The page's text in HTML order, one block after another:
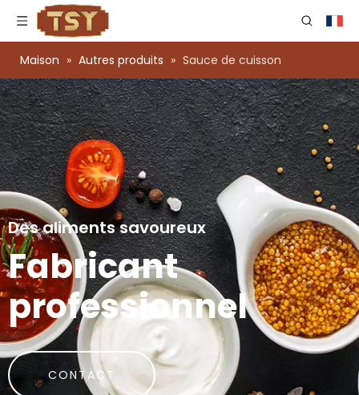
Maison » Autres produits » Sauce de cuisson
Des aliments savoureux
Fabricant
professionnel
CONTACT